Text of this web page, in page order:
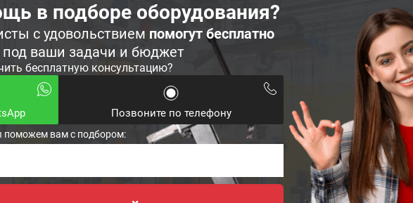
в подборе оборудования?
с удовольствием помогут бесплатно
под ваши задачи и бюджет
бесплатную консультацию?
Позвоните по телефону
поможем вам с подбором: